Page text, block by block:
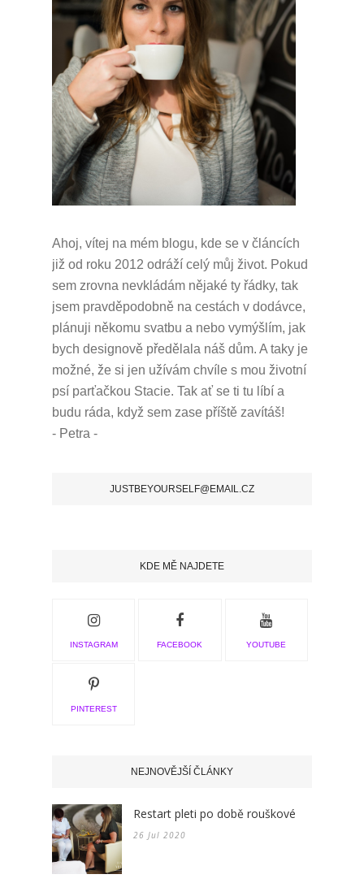
Ahoj, vítej na mém blogu, kde se v článcích
již od roku 2012 odráží celý můj život. Pokud
sem zrovna nevkládám nějaké ty řádky, tak
jsem pravděpodobně na cestách v dodávce,
plánuji někomu svatbu a nebo vymýšlím, jak
bych designově předělala náš dům. A taky je
možné, že si jen užívám chvíle s mou životní
psí parťačkou Stacie. Tak ať se ti tu líbí a
budu ráda, když sem zase příště zavítáš!
- Petra -
JUSTBEYOURSELF@EMAIL.CZ
KDE MĚ NAJDETE
INSTAGRAM FACEBOOK YOUTUBE
PINTEREST
NEJNOVĚJŠÍ ČLÁNKY
Restart pleti po době rouškové
26 Jul 2020